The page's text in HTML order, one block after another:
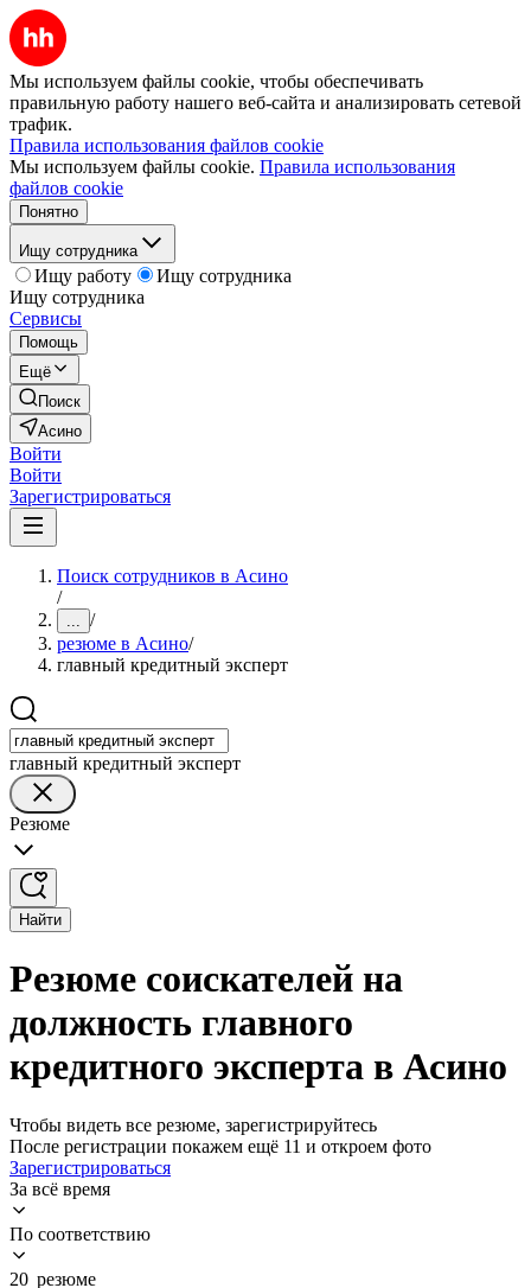
Мы используем файлы cookie, чтобы обеспечивать
правильную работу нашего веб-сайта и анализировать сетевой
трафик.
Правила использования файлов cookie
Мы используем файлы cookie. Правила использования
файлов cookie
Понятно
Ищу сотрудника
Ищу работу
Ищу сотрудника
Ищу сотрудника
Сервисы
Помощь
Ещё
Поиск
Асино
Войти
Войти
Зарегистрироваться
Поиск сотрудников в Асино
/
... /
резюме в Асино/
главный кредитный эксперт
главный кредитный эксперт
Резюме
Найти
Резюме соискателей на
должность главного
кредитного эксперта в Асино
Чтобы видеть все резюме, зарегистрируйтесь
После регистрации покажем ещё 11 и откроем фото
Зарегистрироваться
За всё время
По соответствию
20 резюме